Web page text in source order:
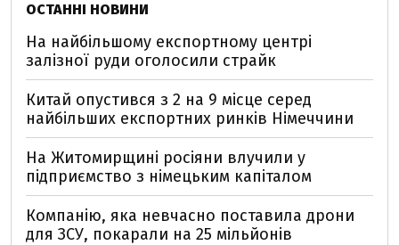
ОСТАННІ НОВИНИ
На найбільшому експортному центрі
залізної руди оголосили страйк
Китай опустився з 2 на 9 місце серед
найбільших експортних ринків Німеччини
На Житомирщині росіяни влучили у
підприємство з німецьким капіталом
Компанію, яка невчасно поставила дрони
для ЗСУ, покарали на 25 мільйонів